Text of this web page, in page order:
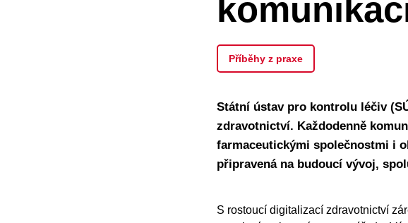
Příběhy z praxe
Státní ústav pro kontrolu léčiv
zdravotnictví. Každodenně
farmaceutickými společnostmi i
připravená na budoucí vývoj,
S rostoucí digitalizací zdravotnictví